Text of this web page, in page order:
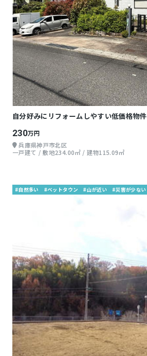
自分好みにリフォームしやすい低価格物件
230万円
兵庫県神戸市北区
一戸建て / 敷地234.00㎡ / 建物115.09㎡
#自然多い #ベットタウン #山が近い #災害が少ない